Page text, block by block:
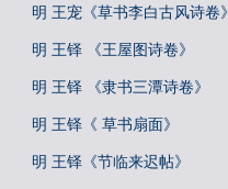
明 王宠《草书李白古风诗卷》
明 王铎 《王屋图诗卷》
明 王铎 《隶书三潭诗卷》
明 王铎《 草书扇面》
明 王铎《节临来迟帖》